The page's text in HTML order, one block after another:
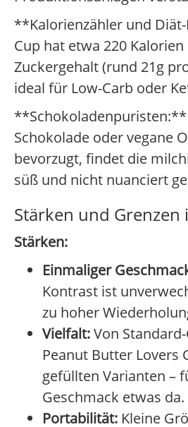
**Kalorienzähler und
Cup hat etwa 220
Zuckergehalt (rund 21g
ideal für Low-Carb oder
Schokolade oder vegane
bevorzugt, findet die
süß und nicht nuanciert
Stärken und Grenzen
Stärken:
Einmaliger
Kontrast ist
zu hoher
Vielfalt:Von
Peanut Butter Lovers
gefüllten Varianten –
Geschmack etwas da.
Portabilität: Kleine